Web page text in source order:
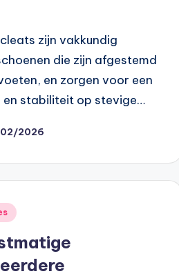
zijn vakkundig
die zijn afgestemd
en zorgen voor een
en stabiliteit op stevige…
2026